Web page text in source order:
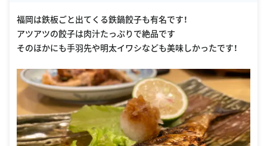
福岡は鉄板ごと出てくる鉄鍋餃子も有名です！
アツアツの餃子は肉汁たっぷりで絶品です
そのほかにも手羽先や明太イワシなども美味しかったです！